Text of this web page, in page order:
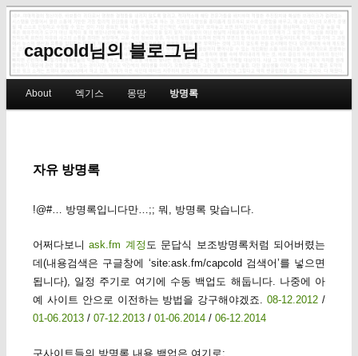
capcold님의 블로그님
Skip to primary content
Skip to secondary content
About 엑기스 몽땅 방명록
자유 방명록
!@#… 방명록입니다만…;; 뭐, 방명록 맞습니다.
어쩌다보니ask.fm 계정 도 문답식 보조방명록처럼 되어버렸는
데(내용검색은 구글창에 ‘site:ask.fm/capcold 검색어’를 넣으면
됩니다), 일정 주기로 여기에 수동 백업도 해둡니다. 나중에 아
예 사이트 안으로 이전하는 방법을 강구해야겠죠.08-12.2012 /
01-06.2013/ 07-12.2013/ 01-06.2014/ 06-12.2014
구사이트들의 방명록 내용 백업은 여기로: